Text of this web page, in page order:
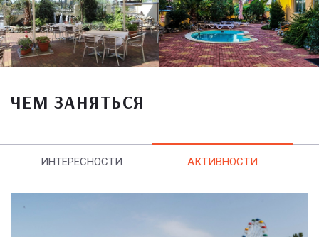
ЧЕМ ЗАНЯТЬСЯ
ИНТЕРЕСНОСТИ АКТИВНОСТИ